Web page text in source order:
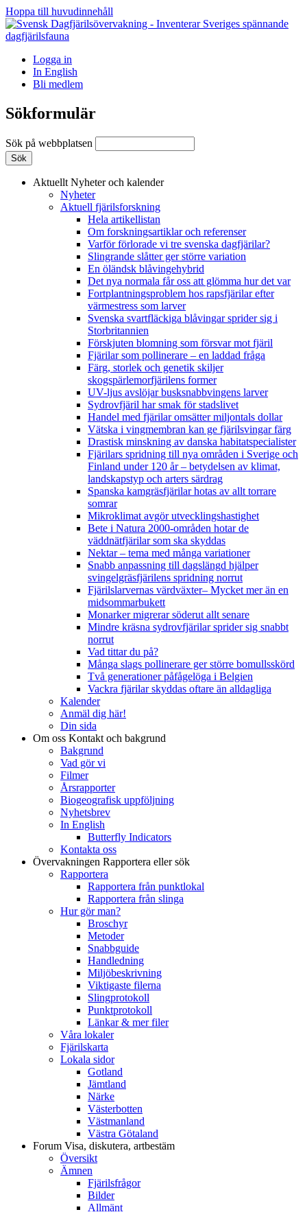
Hoppa till huvudinnehåll
Logga in
In English
Bli medlem
Sökformulär
Sök på webbplatsen
Aktuellt Nyheter och kalender
Nyheter
Aktuell fjärilsforskning
Hela artikellistan
Om forskningsartiklar och referenser
Varför förlorade vi tre svenska dagfjärilar?
Slingrande slåtter ger större variation
En öländsk blåvingehybrid
Det nya normala får oss att glömma hur det var
Fortplantningsproblem hos rapsfjärilar efter
värmestress som larver
Svenska svartfläckiga blåvingar sprider sig i
Storbritannien
Förskjuten blomning som försvar mot fjäril
Fjärilar som pollinerare – en laddad fråga
Färg, storlek och genetik skiljer
skogspärlemorfjärilens former
UV-ljus avslöjar busksnabbvingens larver
Sydrovfjäril har smak för stadslivet
Handel med fjärilar omsätter miljontals dollar
Vätska i vingmembran kan ge fjärilsvingar färg
Drastisk minskning av danska habitatspecialister
Fjärilars spridning till nya områden i Sverige och
Finland under 120 år– betydelsen av klimat,
landskapstyp och arters särdrag
Spanska kamgräsfjärilar hotas av allt torrare
somrar
Mikroklimat avgör utvecklingshastighet
Bete i Natura 2000-områden hotar de
väddnätfjärilar som ska skyddas
Nektar – tema med många variationer
Snabb anpassning till dagslängd hjälper
svingelgräsfjärilens spridning norrut
Fjärilslarvernas värdväxter– Mycket mer än en
midsommarbukett
Monarker migrerar söderut allt senare
Mindre kräsna sydrovfjärilar sprider sig snabbt
norrut
Vad tittar du på?
Många slags pollinerare ger större bomullsskörd
Två generationer påfågelöga i Belgien
Vackra fjärilar skyddas oftare än alldagliga
Kalender
Anmäl dig här!
Din sida
Om oss Kontakt och bakgrund
Bakgrund
Vad gör vi
Filmer
Årsrapporter
Biogeografisk uppföljning
Nyhetsbrev
In English
Butterfly Indicators
Kontakta oss
Övervakningen Rapportera eller sök
Rapportera
Rapportera från punktlokal
Rapportera från slinga
Hur gör man?
Broschyr
Metoder
Snabbguide
Handledning
Miljöbeskrivning
Viktigaste filerna
Slingprotokoll
Punktprotokoll
Länkar & mer filer
Våra lokaler
Fjärilskarta
Lokala sidor
Gotland
Jämtland
Närke
Västerbotten
Västmanland
Västra Götaland
Forum Visa, diskutera, artbestäm
Översikt
Ämnen
Fjärilsfrågor
Bilder
Allmänt